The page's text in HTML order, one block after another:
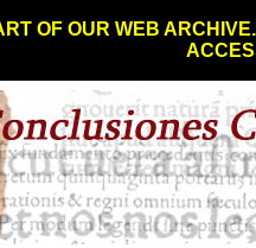
OF OUR WEB